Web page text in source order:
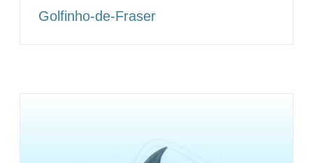
Golfinho-de-Fraser